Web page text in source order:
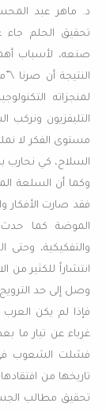
د. ماهر عبد
تحقيق الحلم
صنعه، لأسباب
النتيجة أن صرنا
لمنجزاته
التليفزيون
مستوى الفكر لا
السلاح، كي نحارب
وكما أن السلعة
فقد صارت
الموضة كما حدث
والتفكيكية،
انتشاراً للكثير من
وصل إلى حد
فإذا لم يكن العرب
غرباء عن تيار ما
فشلت الشعوب في
تاريخها من
تحقيق مطالب